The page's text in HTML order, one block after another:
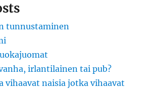
tunnustaminen
irlantilainen tai pub?
vihaavat naisia jotka vihaavat